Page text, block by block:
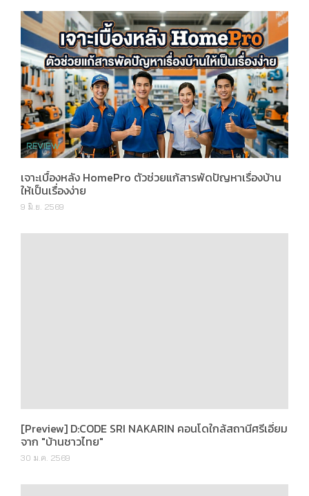
เจาะเบื้องหลัง HomePro ตัวช่วยแก้สารพัดปัญหาเรื่องบ้าน
ให้เป็นเรื่องง่าย
9 มิ.ย. 2569
[Preview] D:CODE SRI NAKARIN คอนโดใกล้สถานีศรีเอี่ยม
จาก "บ้านชาวไทย"
30 ม.ค. 2569